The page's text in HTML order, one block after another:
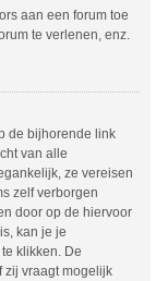
aan een forum toe
te verlenen, enz.
de bijhorende link
van alle
ze vereisen
zelf verborgen
door op de hiervoor
kan je je
klikken. De
zij vraagt mogelijk